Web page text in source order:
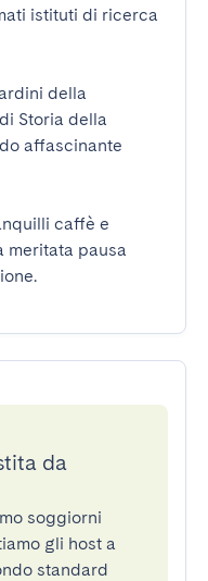
istituti di ricerca
della
Storia della
affascinante
caffè e
meritata pausa
da
soggiorni
gli host a
standard